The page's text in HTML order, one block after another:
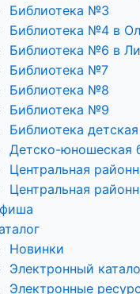
Библиотека №3
Библиотека №4 в
Библиотека №6 в
Библиотека №7
Библиотека №8
Библиотека №9
Библиотека
Детско-юношеская
Центральная
Центральная
Новинки
Электронный
Электронные